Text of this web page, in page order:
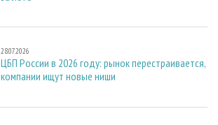
28.07.2026
ЦБП России в 2026 году: рынок перестраивается,
компании ищут новые ниши